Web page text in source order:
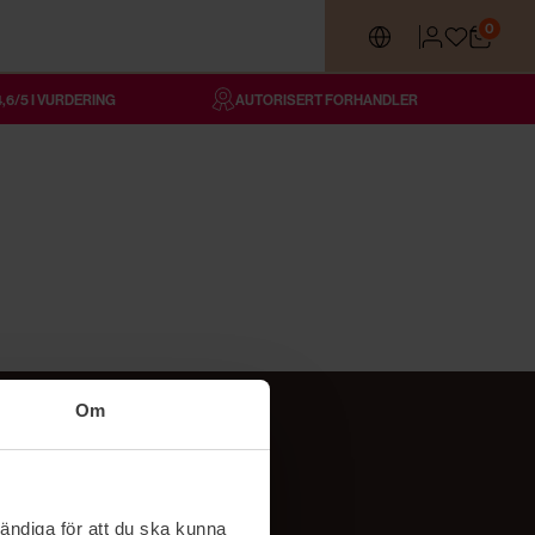
Om
för att du ska kunna
0
5 I VURDERING AUTORISERT FORHANDLER
Følg oss